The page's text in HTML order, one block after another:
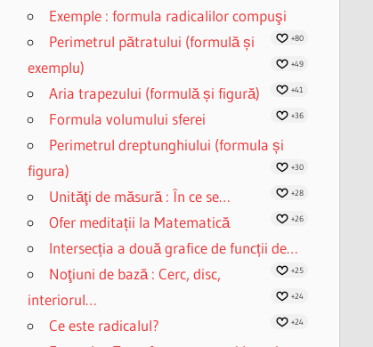
Exemple : formula radicalilor compuşi
+80
Perimetrul pătratului (formulă și
exemplu)
+49
Aria trapezului (formulă și figură) +41
Formula volumului sferei +36
Perimetrul dreptunghiului (formula și
figura)
+30
Unităţi de măsură : În ce se… +28
Ofer meditații la Matematică +26
Intersecția a două grafice de funcții de…
+25
Noţiuni de bază : Cerc, disc,
interiorul…
+24
Ce este radicalul? +24